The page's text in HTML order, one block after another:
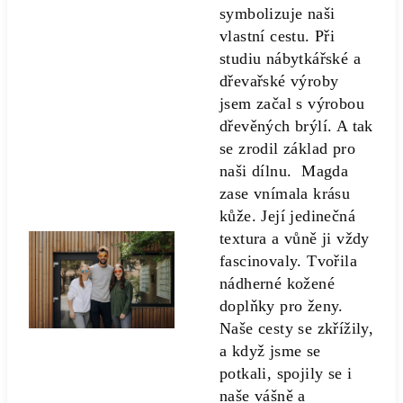
symbolizuje naši
vlastní cestu. Při
studiu nábytkářské a
dřevařské výroby
jsem začal s výrobou
dřevěných brýlí. A tak
se zrodil základ pro
naši dílnu. Magda
zase vnímala krásu
kůže. Její jedinečná
textura a vůně ji vždy
fascinovaly. Tvořila
nádherné kožené
doplňky pro ženy.
Naše cesty se zkřížily,
a když jsme se
potkali, spojily se i
naše vášně a